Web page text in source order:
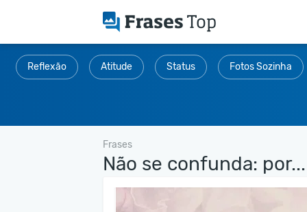
Reflexão Atitude Status Fotos Sozinha
Frases
Não se confunda: por...